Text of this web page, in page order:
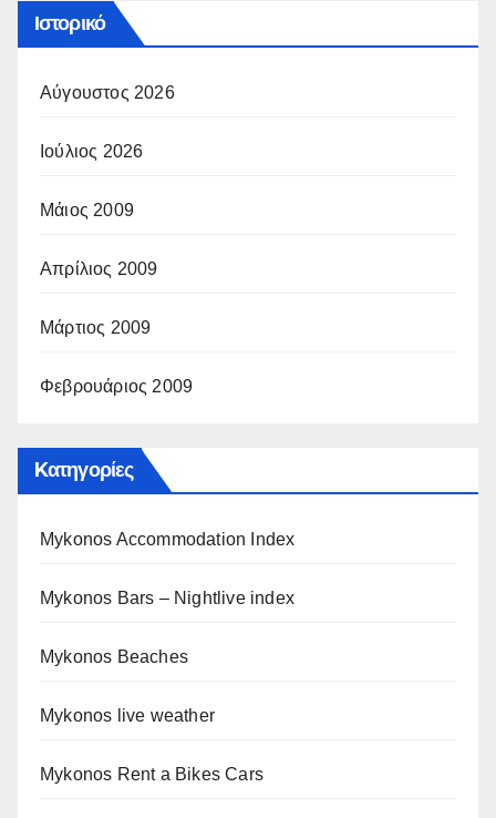
Ιστορικό
Αύγουστος 2026
Ιούλιος 2026
Μάιος 2009
Απρίλιος 2009
Μάρτιος 2009
Φεβρουάριος 2009
Kατηγορίες
Mykonos Accommodation Index
Mykonos Bars – Nightlive index
Mykonos Beaches
Mykonos live weather
Mykonos Rent a Bikes Cars